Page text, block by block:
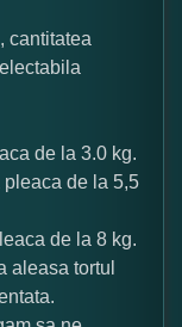
cantitatea
de la 3.0 kg.
de la 5,5
de la 8 kg.
aleasa tortul